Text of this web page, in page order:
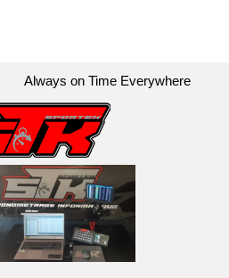
Always on Time Everywhere